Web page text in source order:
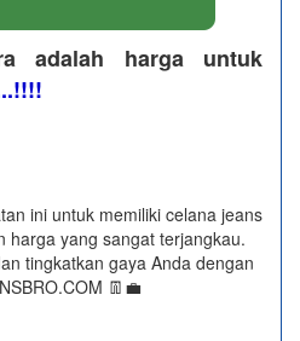
adalah harga untuk
ini untuk memiliki celana jeans
harga yang sangat terjangkau.
tingkatkan gaya Anda dengan
👖💼